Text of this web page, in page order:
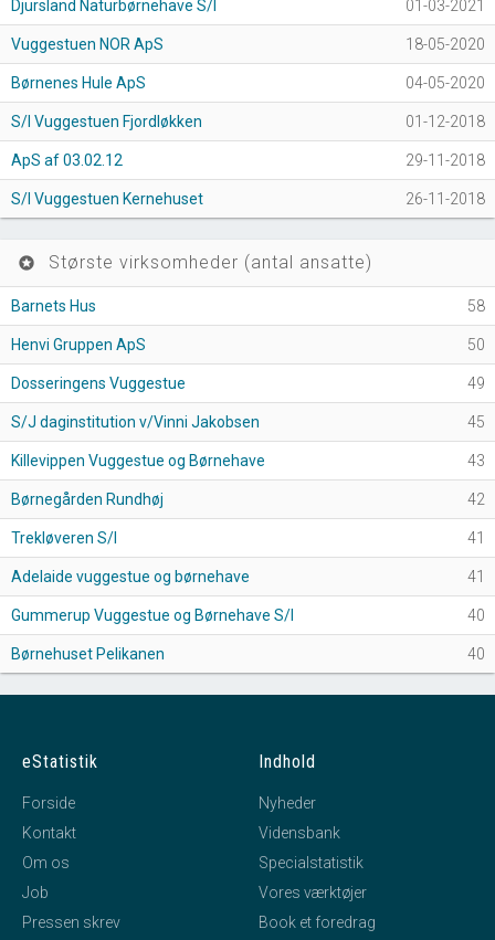
Djursland Naturbørnehave S/I 01-03-2021
Vuggestuen NOR ApS 18-05-2020
Børnenes Hule ApS 04-05-2020
S/I Vuggestuen Fjordløkken 01-12-2018
ApS af 03.02.12 29-11-2018
S/I Vuggestuen Kernehuset 26-11-2018
stars Største virksomheder (antal ansatte)
Barnets Hus 58
Henvi Gruppen ApS 50
Dosseringens Vuggestue 49
S/J daginstitution v/Vinni Jakobsen 45
Killevippen Vuggestue og Børnehave 43
Børnegården Rundhøj 42
Trekløveren S/I 41
Adelaide vuggestue og børnehave 41
Gummerup Vuggestue og Børnehave S/I 40
Børnehuset Pelikanen 40
eStatistik
Forside
Kontakt
Om os
Job
Pressen skrev
Indhold
Nyheder
Vidensbank
Specialstatistik
Vores værktøjer
Book et foredrag